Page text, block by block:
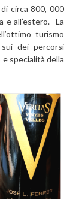
circa 800, 000
e all’estero. La
turismo
dei percorsi
specialità della